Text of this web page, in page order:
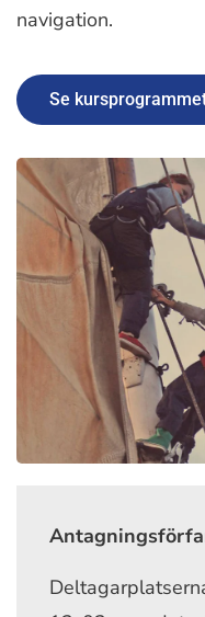
navigation.
Se